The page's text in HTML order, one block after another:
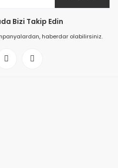
Bizi Takip Edin
haberdar olabilirsiniz.